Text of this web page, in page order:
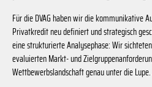
Für die DVAG haben wir die kommunikative
Privatkredit neu definiert und strategisch
eine strukturierte Analysephase: Wir
evaluierten Markt- und
Wettbewerbslandschaft genau unter die